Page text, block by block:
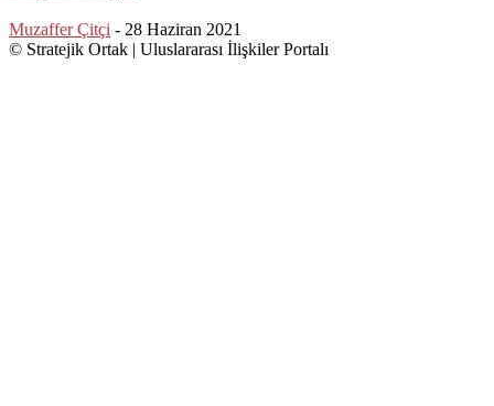
Muzaffer Çitçi - 28 Haziran 2021
© Stratejik Ortak | Uluslararası İlişkiler Portalı